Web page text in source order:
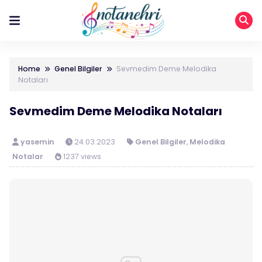
Home Genel Bilgiler
Sevmedim Deme Melodika
Notaları
Sevmedim Deme Melodika Notaları
yasemin 24.03.2023 Genel Bilgiler, Melodika
Notalar
1237 views